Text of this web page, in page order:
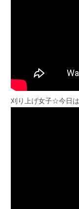
刈り上げ女子☆今日